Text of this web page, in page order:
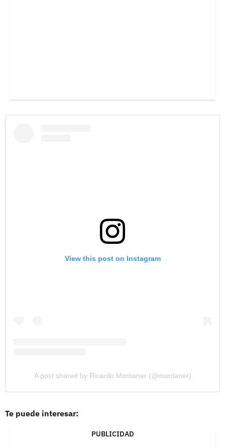
View this post on Instagram
A post shared by Ricardo Montaner (@montaner)
Te puede interesar:
PUBLICIDAD